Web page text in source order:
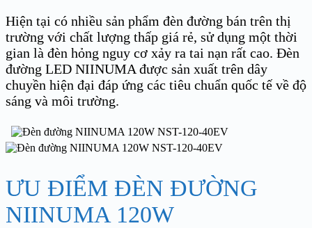
Hiện tại có nhiều sản phẩm đèn đường bán trên thị
trường với chất lượng thấp giá rẻ, sử dụng một thời
gian là đèn hỏng nguy cơ xảy ra tai nạn rất cao. Đèn
đường LED NIINUMA được sản xuất trên dây
chuyền hiện đại đáp ứng các tiêu chuẩn quốc tế về độ
sáng và môi trường.
ƯU ĐIỂM ĐÈN ĐƯỜNG
NIINUMA 120W